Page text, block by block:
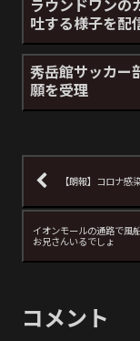
ラウンドワンの
吐する様子を配
秀岳館サッカー
願を受理
【朗報】コロナ
イオンモールの通路で風
お兄さんいるでしょ
コメント